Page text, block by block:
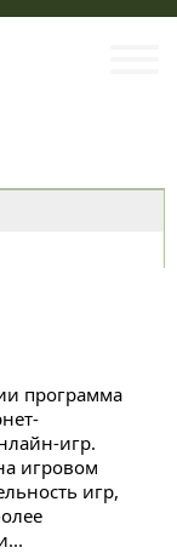
программа
игр.
игровом
игр,